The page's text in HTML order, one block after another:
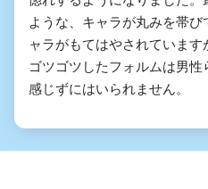
ような、キャラが丸みを帯
ャラがもてはやされていま
ゴツゴツしたフォルムは男
感じずにはいられません。